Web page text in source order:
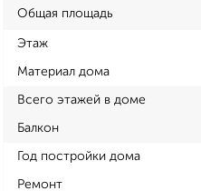
Общая площадь
Этаж
Материал дома
Всего этажей в доме
Балкон
Год постройки дома
Ремонт